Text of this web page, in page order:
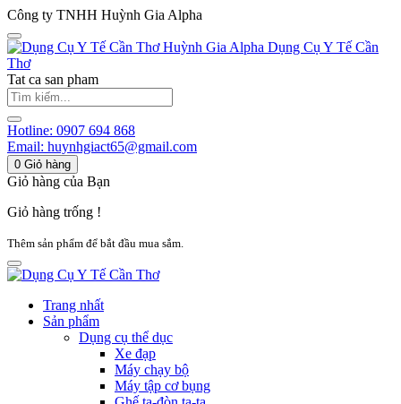
Công ty TNHH Huỳnh Gia Alpha
Huỳnh Gia Alpha Dụng Cụ Y Tế Cần
Thơ
Tat ca san pham
Hotline: 0907 694 868
Email: huynhgiact65@gmail.com
0 Giỏ hàng
Giỏ hàng của Bạn
Giỏ hàng trống !
Thêm sản phẩm để bắt đầu mua sắm.
Trang nhất
Sản phẩm
Dụng cụ thể dục
Xe đạp
Máy chạy bộ
Máy tập cơ bụng